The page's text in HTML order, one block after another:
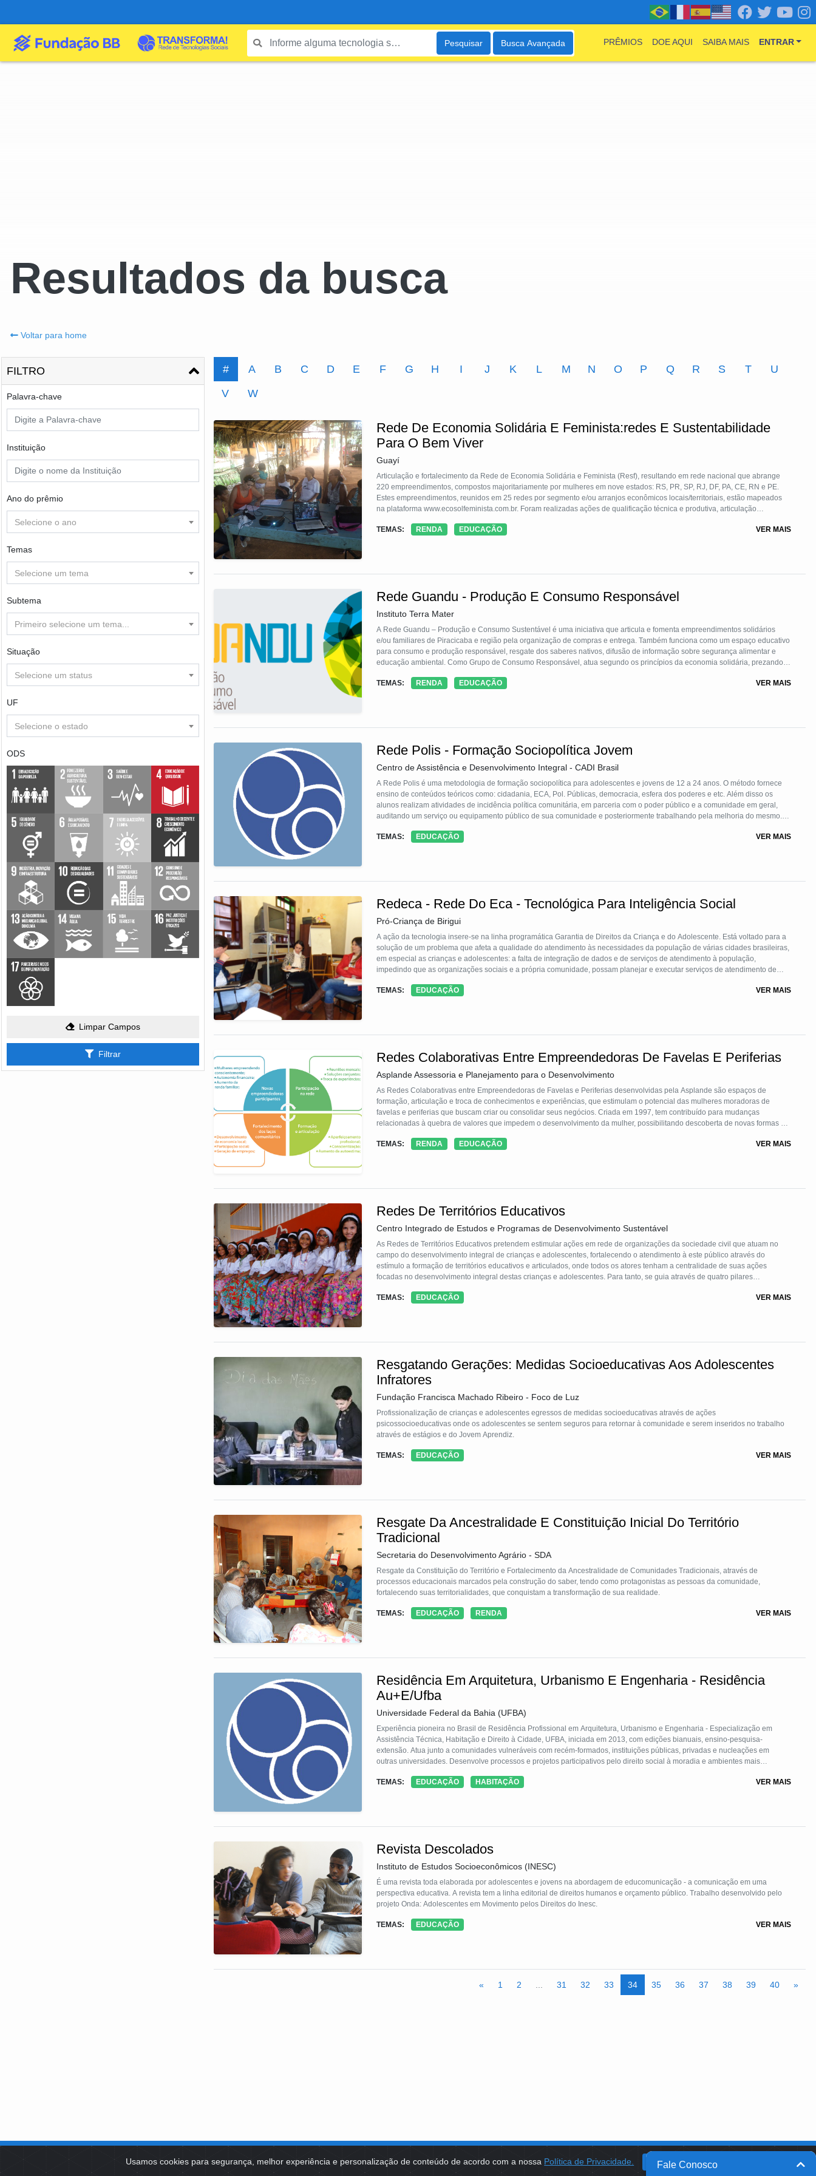
Usamos cookies para segurança, melhor experiência e personalização de conteúdo de acordo com a nossa Política de Privacidade. OK
Pesquisar Busca Avançada PRÊMIOS DOE AQUI SAIBA MAIS ENTRAR
Resultados da busca
Voltar para home
FILTRO
Palavra-chave
Instituição
Ano do prêmio
Selecione o ano
Temas
Selecione um tema
Subtema
Primeiro selecione um tema...
Situação
Selecione um status
UF
Selecione o estado
ODS
Limpar Campos
Filtrar
# A B C D E F G H I J K L M N O P Q R S T
U
V
W
Rede De Economia Solidária E Feminista:redes E Sustentabilidade
Para O Bem Viver
Guayí
Articulação e fortalecimento da Rede de Economia Solidária e Feminista (Resf), resultando em rede nacional que abrange
220 empreendimentos, compostos majoritariamente por mulheres em nove estados: RS, PR, SP, RJ, DF, PA, CE, RN e PE.
Estes empreendimentos, reunidos em 25 redes por segmento e/ou arranjos econômicos locais/territoriais, estão mapeados
na plataforma www.ecosolfeminista.com.br. Foram realizadas ações de qualificação técnica e produtiva, articulação
iniciativas econômica das mulheres, fortalecimento produtivo de seus empreendimentos e desenvolvimento loc
TEMAS: RENDA EDUCAÇÃO VER MAIS
Rede Guandu - Produção E Consumo Responsável
Instituto Terra Mater
A Rede Guandu – Produção e Consumo Sustentável é uma iniciativa que articula e fomenta empreendimentos solidários
e/ou familiares de Piracicaba e região pela organização de compras e entrega. Também funciona como um espaço educativo
para consumo e produção responsável, resgate dos saberes nativos, difusão de informação sobre segurança alimentar e
educação ambiental. Como Grupo de Consumo Responsável, atua segundo os princípios da economia solidária, prezando
venda semanal de cesta de produtos. A Rede conta atualmente com a adesão de 23 famílias de produtores.
TEMAS: RENDA EDUCAÇÃO VER MAIS
Rede Polis - Formação Sociopolítica Jovem
Centro de Assistência e Desenvolvimento Integral - CADI Brasil
A Rede Polis é uma metodologia de formação sociopolítica para adolescentes e jovens de 12 a 24 anos. O método fornece
ensino de conteúdos teóricos como: cidadania, ECA, Pol. Públicas, democracia, esfera dos poderes e etc. Além disso os
alunos realizam atividades de incidência política comunitária, em parceria com o poder público e a comunidade em geral,
auditando um serviço ou equipamento público de sua comunidade e posteriormente trabalhando pela melhoria do mesmo.
inventários sociais, e a promoção de uma ação de voluntariado com vistas ao engajamento cívico da comunidade.
TEMAS: EDUCAÇÃO VER MAIS
Redeca - Rede Do Eca - Tecnológica Para Inteligência Social
Pró-Criança de Birigui
A ação da tecnologia insere-se na linha programática Garantia de Direitos da Criança e do Adolescente. Está voltado para a
solução de um problema que afeta a qualidade do atendimento às necessidades da população de várias cidades brasileiras,
em especial as crianças e adolescentes: a falta de integração de dados e de serviços de atendimento à população,
impedindo que as organizações sociais e a própria comunidade, possam planejar e executar serviços de atendimento de
futuramente os governos façam um diagnóstico ágil, melhorem o seu planejamento com informações atualizadas.
TEMAS: EDUCAÇÃO VER MAIS
Redes Colaborativas Entre Empreendedoras De Favelas E Periferias
Asplande Assessoria e Planejamento para o Desenvolvimento
As Redes Colaborativas entre Empreendedoras de Favelas e Periferias desenvolvidas pela Asplande são espaços de
formação, articulação e troca de conhecimentos e experiências, que estimulam o potencial das mulheres moradoras de
favelas e periferias que buscam criar ou consolidar seus negócios. Criada em 1997, tem contribuído para mudanças
relacionadas à quebra de valores que impedem o desenvolvimento da mulher, possibilitando descoberta de novas formas de
TEMAS:
RENDA EDUCAÇÃO VER MAIS
Redes De Territórios Educativos
Centro Integrado de Estudos e Programas de Desenvolvimento Sustentável
As Redes de Territórios Educativos pretendem estimular ações em rede de organizações da sociedade civil que atuam no
campo do desenvolvimento integral de crianças e adolescentes, fortalecendo o atendimento à este público através do
estímulo a formação de territórios educativos e articulados, onde todos os atores tenham a centralidade de suas ações
focadas no desenvolvimento integral destas crianças e adolescentes. Para tanto, se guia através de quatro pilares
interinstitucional; a articulação de políticas públicas e o fortalecimento de organizações da sociedade civil.
TEMAS: EDUCAÇÃO VER MAIS
Resgatando Gerações: Medidas Socioeducativas Aos Adolescentes
Infratores
Fundação Francisca Machado Ribeiro - Foco de Luz
Profissionalização de crianças e adolescentes egressos de medidas socioeducativas através de ações
psicossocioeducativas onde os adolescentes se sentem seguros para retornar à comunidade e serem inseridos no trabalho
através de estágios e do Jovem Aprendiz.
TEMAS: EDUCAÇÃO VER MAIS
Resgate Da Ancestralidade E Constituição Inicial Do Território
Tradicional
Secretaria do Desenvolvimento Agrário - SDA
Resgate da Constituição do Território e Fortalecimento da Ancestralidade de Comunidades Tradicionais, através de
processos educacionais marcados pela construção do saber, tendo como protagonistas as pessoas da comunidade,
fortalecendo suas territorialidades, que conquistam a transformação de sua realidade.
TEMAS: EDUCAÇÃO RENDA VER MAIS
Residência Em Arquitetura, Urbanismo E Engenharia - Residência
Au+E/Ufba
Universidade Federal da Bahia (UFBA)
Experiência pioneira no Brasil de Residência Profissional em Arquitetura, Urbanismo e Engenharia - Especialização em
Assistência Técnica, Habitação e Direito à Cidade, UFBA, iniciada em 2013, com edições bianuais, ensino-pesquisa-
extensão. Atua junto a comunidades vulneráveis com recém-formados, instituições públicas, privadas e nucleações em
outras universidades. Desenvolve processos e projetos participativos pelo direito social à moradia e ambientes mais
inovação e autogestão, promovendo instrumentos impulsionadores de cidades melhores e mais justas.
TEMAS: EDUCAÇÃO HABITAÇÃO VER MAIS
Revista Descolados
Instituto de Estudos Socioeconômicos (INESC)
É uma revista toda elaborada por adolescentes e jovens na abordagem de educomunicação - a comunicação em uma
perspectiva educativa. A revista tem a linha editorial de direitos humanos e orçamento público. Trabalho desenvolvido pelo
projeto Onda: Adolescentes em Movimento pelos Direitos do Inesc.
TEMAS: EDUCAÇÃO VER MAIS
« 1 2 31 32 33 34 35 36 37 38 39 40 »
Fale Conosco
PLATAFORMA DE TECNOLOGIAS IDENTIDADE VISUAL BANCO DO BRASIL